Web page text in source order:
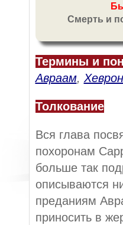
Смерть и
Термины и
Авраам, Хеврон
Толкование
Вся глава
похоронам
больше так
описываются
преданиям
приносить в